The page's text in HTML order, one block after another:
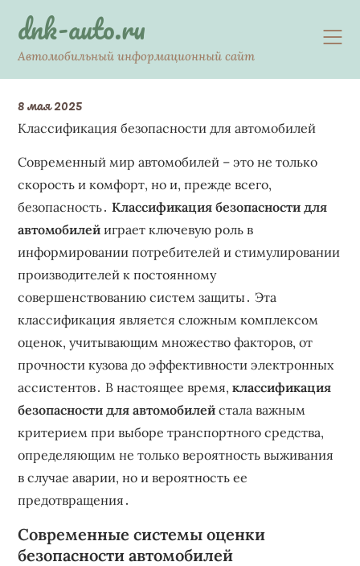
contentdnk-auto.ru
Автомобильный информационный сайт
8 мая 2025
Классификация безопасности для автомобилей
Современный мир автомобилей – это не только
скорость и комфорт, но и, прежде всего,
безопасность․Классификация безопасности для
автомобилей играет ключевую роль в
информировании потребителей и стимулировании
производителей к постоянному
совершенствованию систем защиты․ Эта
классификация является сложным комплексом
оценок, учитывающим множество факторов, от
прочности кузова до эффективности электронных
ассистентов․ В настоящее время,классификация
безопасности для автомобилей стала важным
критерием при выборе транспортного средства,
определяющим не только вероятность выживания
в случае аварии, но и вероятность ее
предотвращения․
Современные системы оценки
безопасности автомобилей